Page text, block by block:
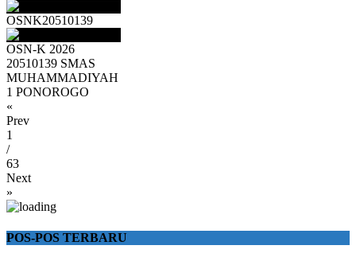
OSNK20510139
OSN-K 2026
20510139 SMAS
MUHAMMADIYAH
1 PONOROGO
«
Prev
1
/
63
Next
»
POS-POS TERBARU